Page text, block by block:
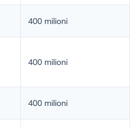
400 milioni
400 milioni
400 milioni